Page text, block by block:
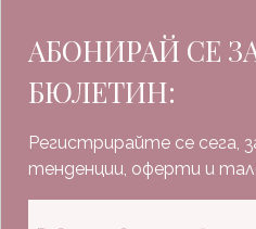
АБОНИРАЙ СЕ
БЮЛЕТИН:
Регистрирайте се сега,
тенденции, оферти и